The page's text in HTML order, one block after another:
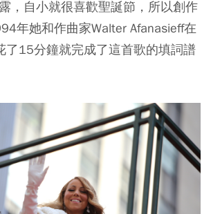
，自小就很喜歡聖誕節，所以創作
年她和作曲家Walter Afanasieff在
了15分鐘就完成了這首歌的填詞譜